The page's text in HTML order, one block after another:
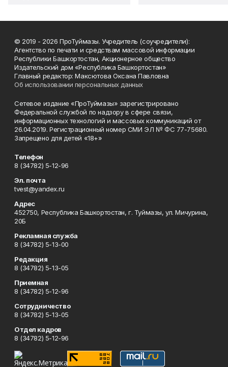
© 2019 - 2026 ПроТуймазы. Учредитель (соучредители):
Агентство по печати и средствам массовой информации
Республики Башкортостан, Акционерное общество
Издательский дом «Республика Башкортостан»
Главный редактор: Максютова Оксана Павловна
Об использовании персональных данных
Сетевое издание «ПроТуймазы» зарегистрировано
Федеральной службой по надзору в сфере связи,
информационных технологий и массовых коммуникаций от
26.04.2019. Регистрационный номер СМИ ЭЛ № ФС 77-75680.
Запрещено для детей «18+»
Телефон
8 (34782) 5-12-96
Эл. почта
tvest@yandex.ru
Адрес
452750, Республика Башкортостан, г. Туймазы, ул. Мичурина,
20Б
Рекламная служба
8 (34782) 5-13-00
Редакция
8 (34782) 5-13-05
Приемная
8 (34782) 5-12-96
Сотрудничество
8 (34782) 5-13-05
Отдел кадров
8 (34782) 5-12-96